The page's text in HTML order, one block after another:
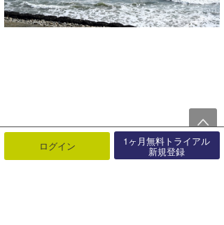
ログイン 1ヶ月無料トライアル
新規登録